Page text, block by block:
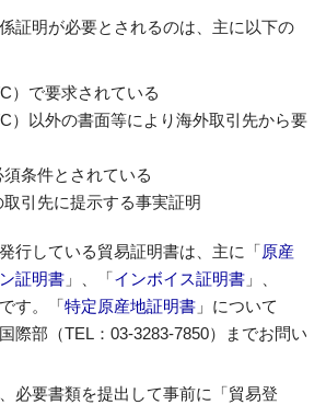
証明が必要とされるのは、主に以下の
）で要求されている
）以外の書面等により海外取引先から要
条件とされている
引先に提示する事実証明
行している貿易証明書は、主に「原産
証明書 」、「インボイス証明書 」、
す。「特定原産地証明書 」について
際部（TEL：03-3283-7850）までお問い
必要書類を提出して事前に「貿易登